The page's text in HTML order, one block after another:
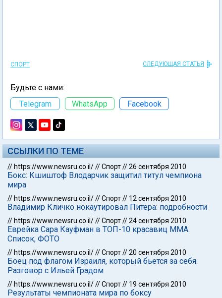
СПОРТ СЛЕДУЮЩАЯ СТАТЬЯ
Будьте с нами:
Telegram
WhatsApp Facebook
ССЫЛКИ ПО ТЕМЕ
// https://www.newsru.co.il///Спорт//26 сентября 2010
Бокс: Кшиштоф Влодарчик защитил титул чемпиона
мира
// https://www.newsru.co.il///Спорт// 12 сентября 2010
Владимир Кличко нокаутировал Питера: подробности
// https://www.newsru.co.il///Спорт//24 сентября 2010
Еврейка Сара Кауфман в ТОП-10 красавиц ММА.
Список, ФОТО
// https://www.newsru.co.il///Спорт//20 сентября 2010
Боец под флагом Израиля, который бьется за себя.
Разговор с Ильей Градом
// https://www.newsru.co.il///Спорт// 19 сентября 2010
Результаты чемпионата мира по боксу